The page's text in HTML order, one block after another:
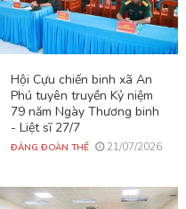
Hội Cựu chiến binh xã An
Phú tuyên truyền Kỷ niệm
79 năm Ngày Thương binh
- Liệt sĩ 27/7
ĐẢNG ĐOÀN THỂ 21/07/2026